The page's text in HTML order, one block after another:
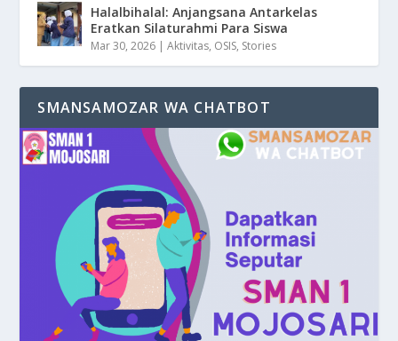
Halalbihalal: Anjangsana Antarkelas
Eratkan Silaturahmi Para Siswa
Mar 30, 2026 |Aktivitas, OSIS, Stories
SMANSAMOZAR WA CHATBOT